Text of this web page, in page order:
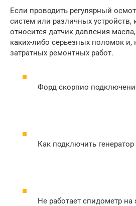
Если проводить регулярный
систем или различных устройств,
относится датчик давления
каких-либо серьезных поломок и,
затратных ремонтных работ.
Форд скорпио
Как подключить генератор
Не работает спидометр на